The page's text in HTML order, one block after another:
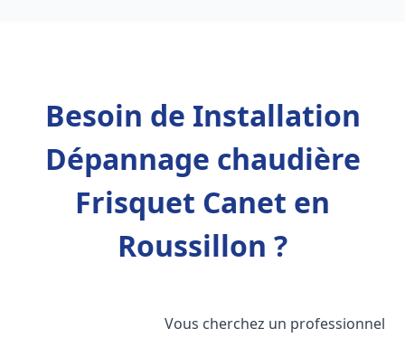
Besoin de Installation
Dépannage chaudière
Frisquet Canet en
Roussillon ?
Vous cherchez un professionnel